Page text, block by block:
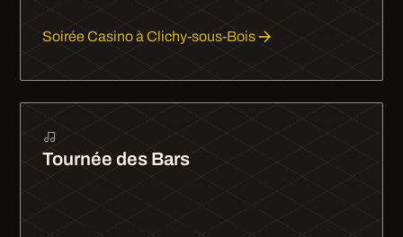
Soirée Casino à Clichy-sous-Bois
Tournée des Bars